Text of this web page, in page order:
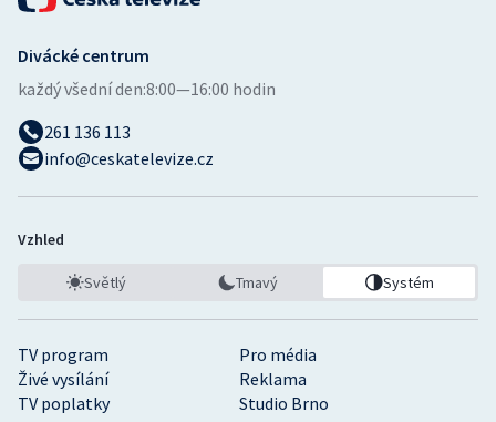
TV program
Pro média
Živé vysílání
Reklama
TV poplatky
Studio Brno
Divácké centrum
každý všední den:8:00—16:00 hodin
261 136 113
info@ceskatelevize.cz
Vzhled
Světlý Tmavý Systém